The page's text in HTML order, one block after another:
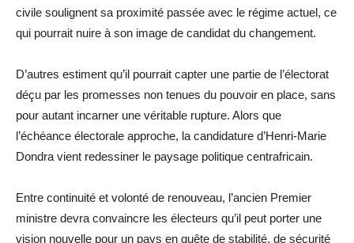
civile soulignent sa proximité passée avec le régime actuel, ce
qui pourrait nuire à son image de candidat du changement.
D’autres estiment qu’il pourrait capter une partie de l’électorat
déçu par les promesses non tenues du pouvoir en place, sans
pour autant incarner une véritable rupture. Alors que
l’échéance électorale approche, la candidature d’Henri-Marie
Dondra vient redessiner le paysage politique centrafricain.
Entre continuité et volonté de renouveau, l’ancien Premier
ministre devra convaincre les électeurs qu’il peut porter une
vision nouvelle pour un pays en quête de stabilité, de sécurité